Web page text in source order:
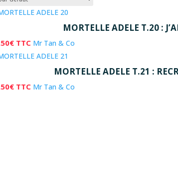
MORTELLE ADELE T.20 :
€ TTC Mr Tan & Co
MORTELLE ADELE T.21 :
€ TTC Mr Tan & Co